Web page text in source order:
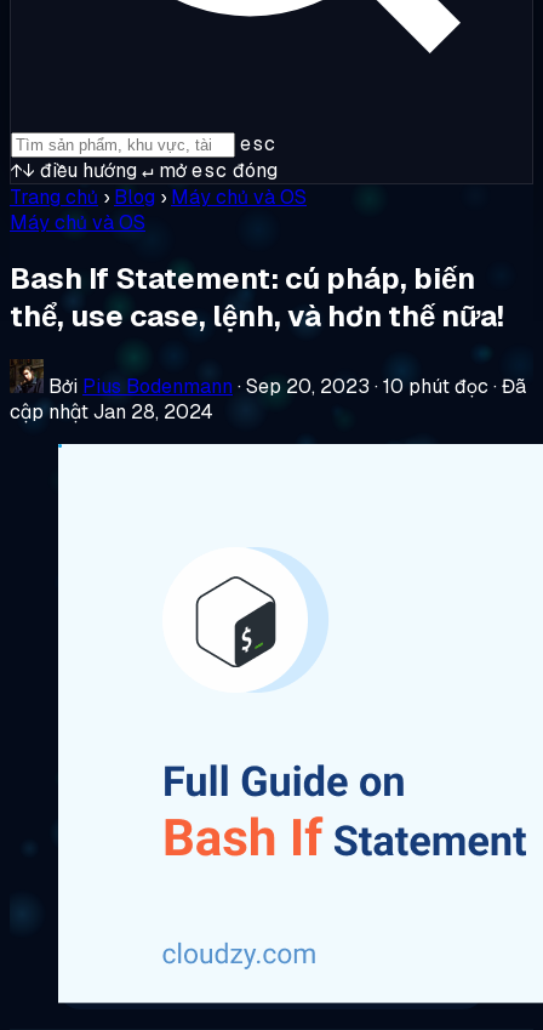
esc
↑↓ điều hướng↵ mởesc đóng
Trang chủ › Blog › Máy chủ và OS
Máy chủ và OS
Bash If Statement: cú pháp, biến
thể, use case, lệnh, và hơn thế nữa!
Bởi Pius Bodenmann ·Sep 20, 2023 ·10 phút đọc ·Đã
cập nhật Jan 28, 2024